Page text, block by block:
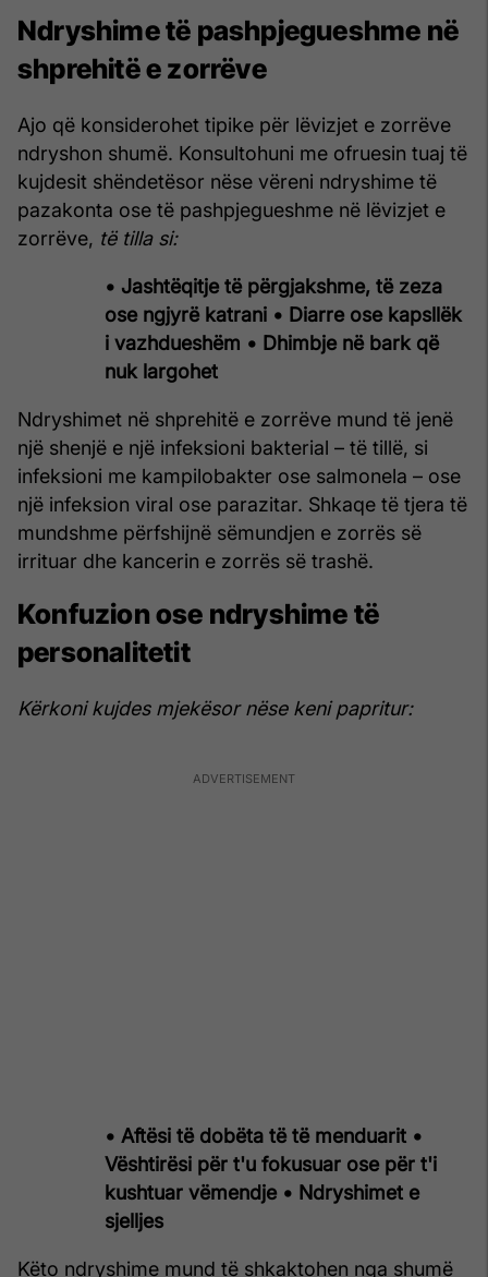
Ndryshime të pashpjegueshme në
shprehitë e zorrëve
Ajo që konsiderohet tipike për lëvizjet e zorrëve
ndryshon shumë. Konsultohuni me ofruesin tuaj të
kujdesit shëndetësor nëse vëreni ndryshime të
pazakonta ose të pashpjegueshme në lëvizjet e
zorrëve, të tilla si:
• Jashtëqitje të përgjakshme, të zeza
ose ngjyrë katrani • Diarre ose kapsllëk
i vazhdueshëm • Dhimbje në bark që
nuk largohet
Ndryshimet në shprehitë e zorrëve mund të jenë
një shenjë e një infeksioni bakterial – të tillë, si
infeksioni me kampilobakter ose salmonela – ose
një infeksion viral ose parazitar. Shkaqe të tjera të
mundshme përfshijnë sëmundjen e zorrës së
irrituar dhe kancerin e zorrës së trashë.
Konfuzion ose ndryshime të
personalitetit
Kërkoni kujdes mjekësor nëse keni papritur:
• Aftësi të dobëta të të menduarit •
Vështirësi për t'u fokusuar ose për t'i
kushtuar vëmendje • Ndryshimet e
sjelljes
Këto ndryshime mund të shkaktohen nga shumë